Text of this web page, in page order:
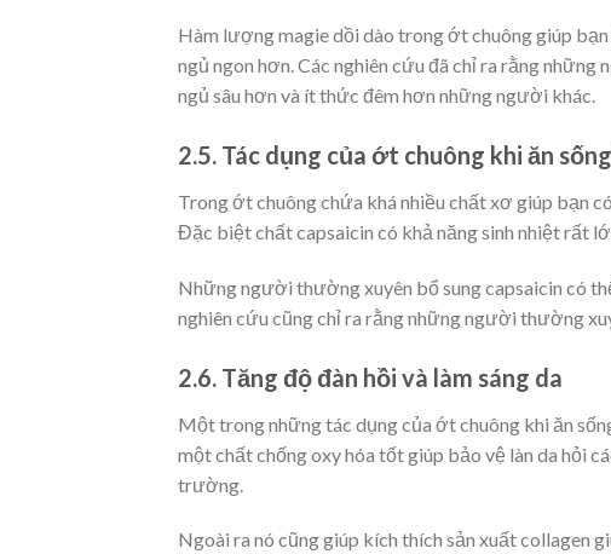
Hàm lượng magie dồi dào trong ớt chuông giúp
ngủ ngon hơn. Các nghiên cứu đã chỉ ra rằng
ngủ sâu hơn và ít thức đêm hơn những người khác.
2.5. Tác dụng của ớt chuông khi ăn
Trong ớt chuông chứa khá nhiều chất xơ giúp bạn
Đặc biệt chất capsaicin có khả năng sinh nhiệt rất
Những người thường xuyên bổ sung capsaicin có
nghiên cứu cũng chỉ ra rằng những người thường
2.6. Tăng độ đàn hồi và làm sáng da
Một trong những tác dụng của ớt chuông khi ăn
một chất chống oxy hóa tốt giúp bảo vệ làn da hỏi
trường.
Ngoài ra nó cũng giúp kích thích sản xuất collagen